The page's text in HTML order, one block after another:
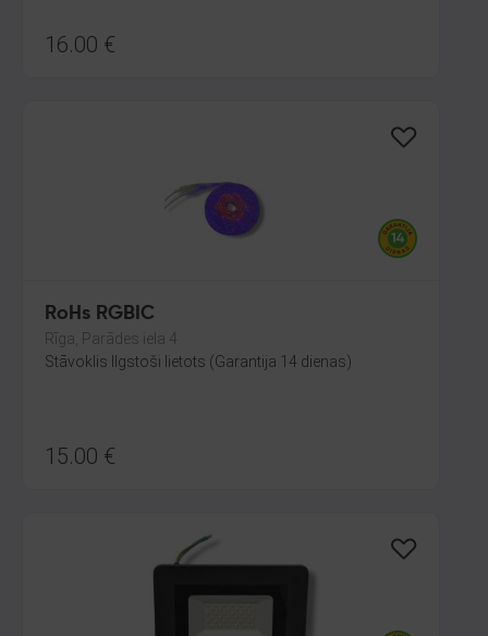
16.00 €
RoHs RGBIC
Rīga, Parādes iela 4
Stāvoklis Ilgstoši lietots (Garantija 14 dienas)
15.00 €